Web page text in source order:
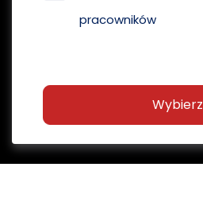
pracowników
Wybierz